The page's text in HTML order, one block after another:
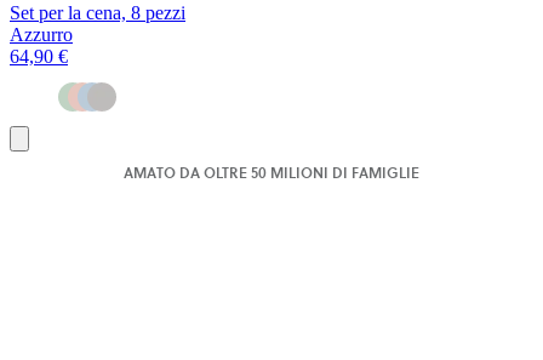
Set per la cena, 8 pezzi
Azzurro
64,90 €
al
AMATO DA OLTRE 50 MILIONI DI FAMIGLIE